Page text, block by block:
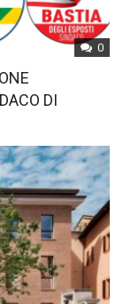
0
DI